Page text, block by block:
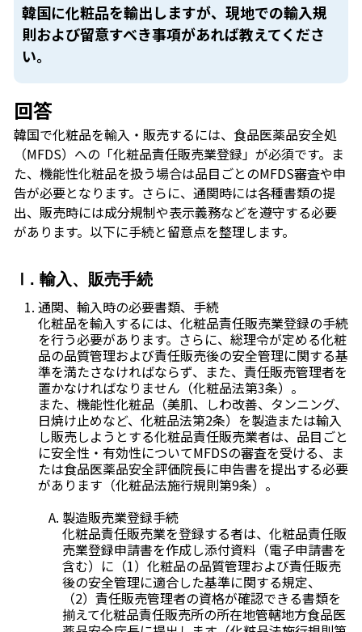
韓国に化粧品を輸出しますが、現地での輸入規
則および留意すべき事項があれば教えてくださ
い。
回答
韓国で化粧品を輸入・販売するには、食品医薬品安全処
（MFDS）への「化粧品責任販売業登録」が必須です。ま
た、機能性化粧品を扱う場合は品目ごとのMFDS審査や申
告が必要となります。さらに、通関時には各種書類の提
出、販売時には成分規制や表示義務などを遵守する必要
があります。以下に手続と留意点を整理します。
Ⅰ. 輸入、販売手続
通関、輸入時の必要書類、手続
化粧品を輸入するには、化粧品責任販売業登録の手続
を行う必要があります。さらに、総理令が定める化粧
品の品質管理および責任販売後の安全管理に関する基
準を満たさなければならず、また、責任販売管理者を
置かなければなりません（化粧品法第3条）。
また、機能性化粧品（美肌、しわ改善、タンニング、
日焼け止めなど、化粧品法第2条）を製造または輸入
し販売しようとする化粧品責任販売業者は、品目ごと
に安全性・有効性についてMFDSの審査を受ける、ま
たは食品医薬品安全評価院長に申告書を提出する必要
があります（化粧品法施行規則第9条）。
製造販売業登録手続
化粧品責任販売業を登録する者は、化粧品責任販
売業登録申請書を作成し添付資料（電子申請書を
含む）に（1）化粧品の品質管理および責任販売
後の安全管理に適合した基準に関する規定、
（2）責任販売管理者の資格が確認できる書類を
揃えて化粧品責任販売所の所在地管轄地方食品医